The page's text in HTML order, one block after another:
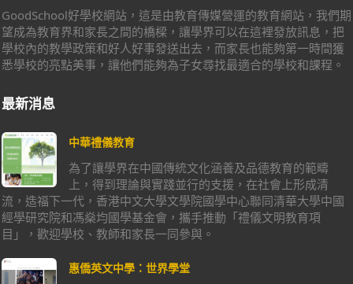
GoodSchool好學校網站，這是由教育傳媒營運的教育網站，我們期
望成為教育界和家長之間的橋樑，讓學界可以在這裡發放訊息，把
學校內的教學政策和好人好事發送出去，而家長也能夠第一時間獲
悉學校的亮點美事，讓他們能夠為子女尋找最適合的學校和課程。
最新消息
中華禮儀教育
為了讓學界在中國傳統文化涵養及品德教育的範疇
上，得到理論與實踐並行的支援，在社會上形成清
流，造福下一代，香港中文大學文學院國學中心聯同清華大學中國
經學研究院和馮燊均國學基金會，攜手推動「禮儀文明教育項
目」，歡迎學校、教師和家長一同參與。
惠僑英文中學：世界學堂